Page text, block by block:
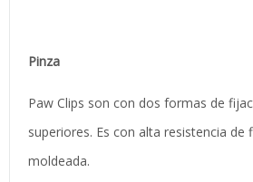
Pinza
Paw Clips son con dos formas de
superiores. Es con alta resistencia de
moldeada.